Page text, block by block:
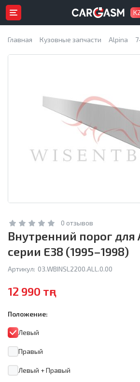
Главная Кузовные запчасти Alpina
0 отзывов
Внутренний порог для
серии E38 (1995–1998)
Артикул: 03.WBINSL2200.ALL.0.00
12 990 тңг
Положение:
Левый
Правый
Левый + Правый